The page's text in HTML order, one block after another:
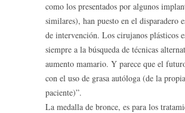
como los presentados por algunos
similares), han puesto en el disparadero
de intervención. Los cirujanos plásticos
siempre a la búsqueda de técnicas
aumento mamario. Y parece que el
con el uso de grasa autóloga (de la propia
paciente)”.
La medalla de bronce, es para los